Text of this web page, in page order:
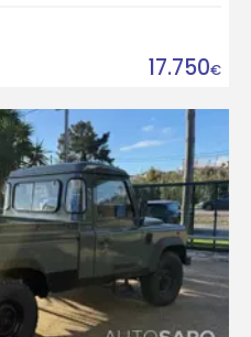
17.750€